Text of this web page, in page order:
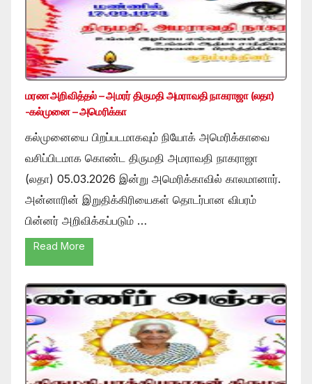
மரண அறிவித்தல் – அமரர் திருமதி அமராவதி நாகராஜா (லதா)
-கல்முனை – அமெரிக்கா
கல்முனையை பிறப்படமாகவும் நியோக் அமெரிக்காவை
வசிப்பிடமாக கொண்ட திருமதி அமராவதி நாகராஜா
(லதா) 05.03.2026 இன்று அமெரிக்காவில் காலமானார்.
அன்னாரின் இறுதிக்கிரியைகள் தொடர்பான விபரம்
பின்னர் அறிவிக்கப்படும் …
Read More